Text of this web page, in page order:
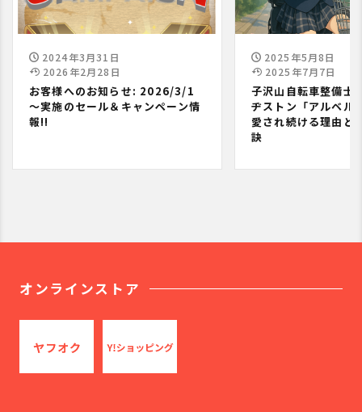
2024年3月31日
2026年2月28日
お客様へのお知らせ: 2026/3/1
～実施のセール＆キャンペーン情
報!!
2025年5月8日
2025年7月7日
子沢山自転車整備士
ヂストン「アルベル
愛され続ける理由と
訣
オンラインストア